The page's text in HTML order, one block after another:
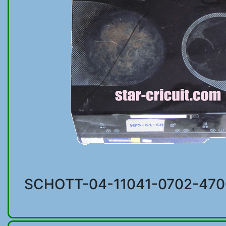
SCHOTT-04-11041-0702-